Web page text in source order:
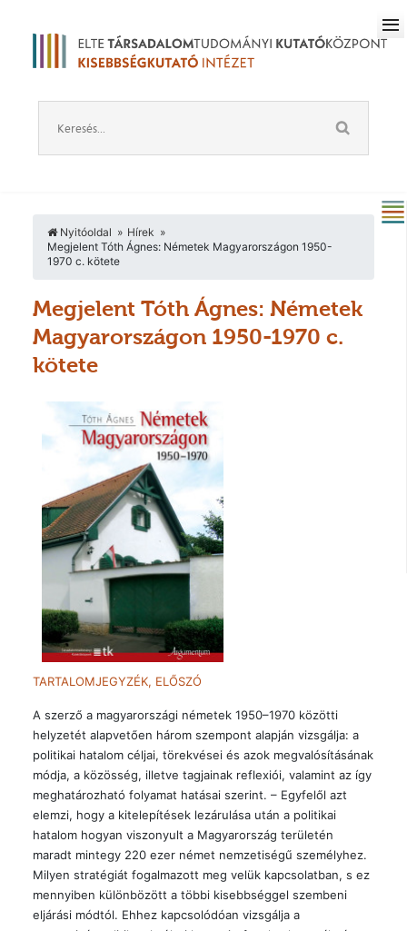
Nyitóoldal
Hírek
Megjelent Tóth Ágnes: Németek Magyarországon 1950-
1970 c. kötete
Megjelent Tóth Ágnes: Németek
Magyarországon 1950-1970 c.
kötete
TARTALOMJEGYZÉK, ELŐSZÓ
A szerző a magyarországi németek 1950–1970 közötti
helyzetét alapvetően három szempont alapján vizsgálja: a
politikai hatalom céljai, törekvései és azok megvalósításának
módja, a közösség, illetve tagjainak reflexiói, valamint az így
meghatározható folyamat hatásai szerint. – Egyfelől azt
elemzi, hogy a kitelepítések lezárulása után a politikai
hatalom hogyan viszonyult a Magyarország területén
maradt mintegy 220 ezer német nemzetiségű személyhez.
Milyen stratégiát fogalmazott meg velük kapcsolatban, s ez
mennyiben különbözött a többi kisebbséggel szembeni
eljárási módtól. Ehhez kapcsolódóan vizsgálja a